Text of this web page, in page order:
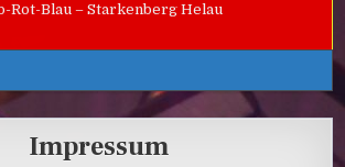
Rot-Blau – Starkenberg Helau
Impressum